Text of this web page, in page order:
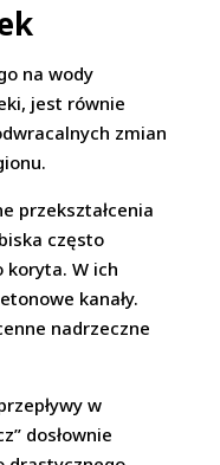
na wody
jest równie
zmian
przekształcenia
często
W ich
kanały.
nadrzeczne
w
dosłownie